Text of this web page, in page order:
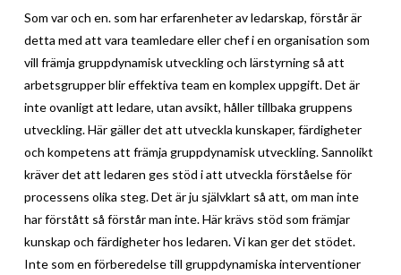
Som var och en. som har erfarenheter av ledarskap, förstår är
detta med att vara teamledare eller chef i en organisation som
vill främja gruppdynamisk utveckling och lärstyrning så att
arbetsgrupper blir effektiva team en komplex uppgift. Det är
inte ovanligt att ledare, utan avsikt, håller tillbaka gruppens
utveckling. Här gäller det att utveckla kunskaper, färdigheter
och kompetens att främja gruppdynamisk utveckling. Sannolikt
kräver det att ledaren ges stöd i att utveckla förståelse för
processens olika steg. Det är ju självklart så att, om man inte
har förstått så förstår man inte. Här krävs stöd som främjar
kunskap och färdigheter hos ledaren. Vi kan ger det stödet.
Inte som en förberedelse till gruppdynamiska interventioner